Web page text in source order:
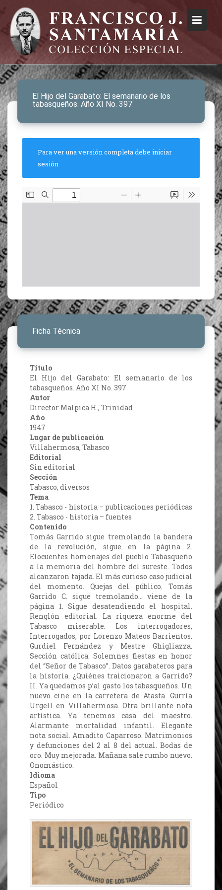
El Hijo del Garabato: El semanario de los
tabasqueños. Año XI No. 397
Para ver una versión completa debe iniciar
sesión
Ficha Técnica
Título
El Hijo del Garabato: El semanario de los
tabasqueños. Año XI No. 397
Autor
Director Malpica H., Trinidad
Año
1947
Lugar de publicación
Villahermosa, Tabasco
Editorial
Sin editorial
Sección
Tabasco, diversos
Tema
1. Tabasco - historia – publicaciones periódicas
2. Tabasco - historia – fuentes
Contenido
Tomás Garrido sigue tremolando la bandera
de la revolución, sigue en la página 2.
Elocuentes homenajes del pueblo Tabasqueño
a la memoria del hombre del sureste. Todos
alcanzaron tajada. El más curioso caso judicial
del momento. Quejas del público. Tomás
Garrido C. sigue tremolando… viene de la
página 1. Sigue desatendiendo el hospital.
Renglón editorial. La riqueza enorme del
Tabasco miserable. Los interrogadores,
Interrogados, por Lorenzo Mateos Barrientos.
Gurdiel Fernández y Mestre Ghigliazza.
Sección católica. Solemnes fiestas en honor
del “Señor de Tabasco”. Datos garabateros para
la historia. ¿Quiénes traicionaron a Garrido?
II. Ya quedamos p’al gasto los tabasqueños. Un
nuevo cine en la carretera de Atasta. Gurría
Urgell en Villahermosa. Otra brillante nota
artística. Ya tenemos casa del maestro.
Alarmante mortalidad infantil. Elegante
nota social. Amadito Caparroso. Matrimonios
y defunciones del 2 al 8 del actual. Bodas de
oro. Muy mejorada. Mañana sale rumbo nuevo.
Onomástico.
Idioma
Español
Tipo
Periódico